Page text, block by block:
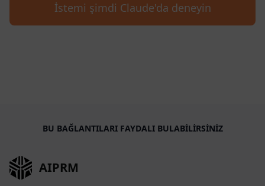
İstemi şimdi Claude'da deneyin
BU BAĞLANTILARI FAYDALI BULABILIRSINIZ
AIPRM